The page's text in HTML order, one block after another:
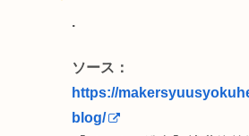
.
ソース：
https://
blog/